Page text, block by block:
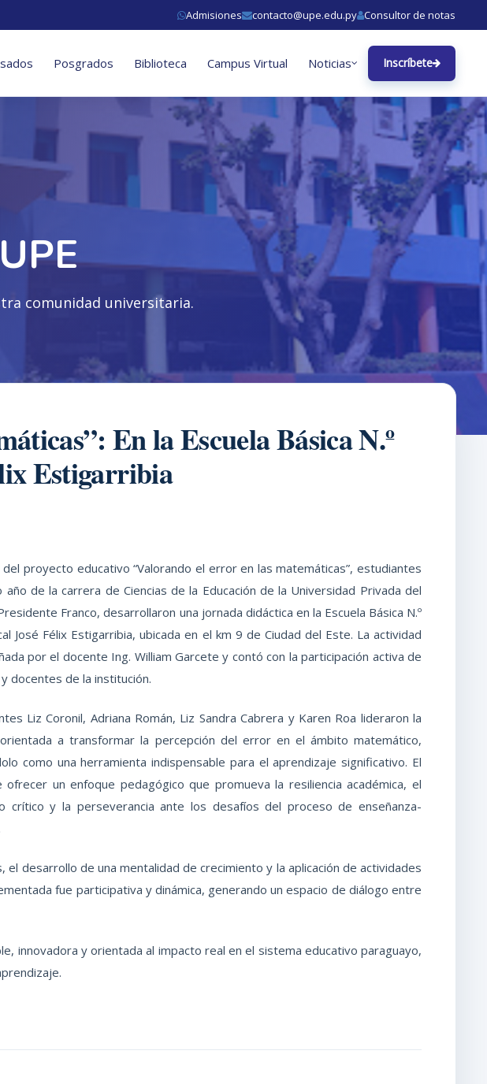
Admisiones contacto@upe.edu.py Consultor de notas
Posgrados Biblioteca Campus Virtual Noticias Inscríbete
comunidad universitaria.
En la Escuela Básica N.º
Estigarribia
proyecto educativo “Valorando el error en las matemáticas”, estudiantes
año de la carrera de Ciencias de la Educación de la Universidad Privada del
Franco, desarrollaron una jornada didáctica en la Escuela Básica N.º
José Félix Estigarribia, ubicada en el km 9 de Ciudad del Este. La actividad
por el docente Ing. William Garcete y contó con la participación activa de
docentes de la institución.
Liz Coronil, Adriana Román, Liz Sandra Cabrera y Karen Roa lideraron la
a transformar la percepción del error en el ámbito matemático,
como una herramienta indispensable para el aprendizaje significativo. El
un enfoque pedagógico que promueva la resiliencia académica, el
crítico y la perseverancia ante los desafíos del proceso de enseñanza-
desarrollo de una mentalidad de crecimiento y la aplicación de actividades
fue participativa y dinámica, generando un espacio de diálogo entre
innovadora y orientada al impacto real en el sistema educativo paraguayo,